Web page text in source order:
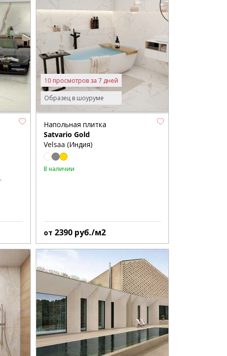
Образец в шоуруме
10 просмотров за 7 дней
Напольная плитка
Satvario Gold
Velsaa (Индия)
В наличии
от 2390 руб./м2